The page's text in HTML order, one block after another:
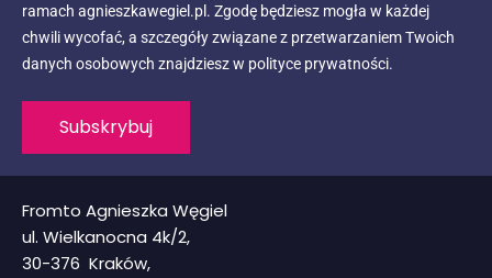
ramach agnieszkawegiel.pl. Zgodę będziesz mogła w każdej
chwili wycofać, a szczegóły związane z przetwarzaniem Twoich
danych osobowych znajdziesz w polityce prywatności.
Subskrybuj
Fromto Agnieszka Węgiel
ul. Wielkanocna 4k/2,
30-376 Kraków,